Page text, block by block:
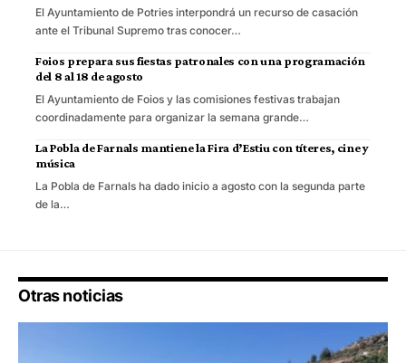
El Ayuntamiento de Potries interpondrá un recurso de casación
ante el Tribunal Supremo tras conocer…
Foios prepara sus fiestas patronales con una programación
del 8 al 18 de agosto
El Ayuntamiento de Foios y las comisiones festivas trabajan
coordinadamente para organizar la semana grande…
La Pobla de Farnals mantiene la Fira d’Estiu con títeres, cine y
música
La Pobla de Farnals ha dado inicio a agosto con la segunda parte
de la…
Otras noticias